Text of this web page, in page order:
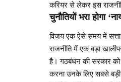
करियर से लेकर इस
चुनौतियों भरा होगा
विजय एक ऐसे समय में
राजनीति में एक बड़ा
है। गठबंधन की सरकार को
करना उनके लिए सबसे बड़ी